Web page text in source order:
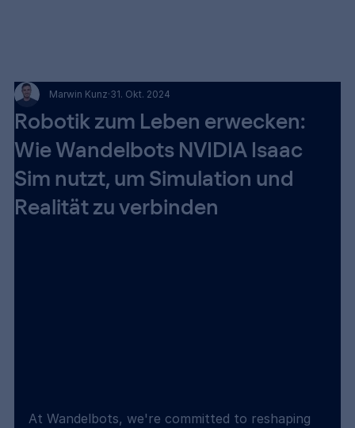
Robotik zum Leben erwecken:
Wie Wandelbots NVIDIA Isaac
Sim nutzt, um Simulation und
Realität zu verbinden
Marwin Kunz 31. Okt. 2024
At Wandelbots, we're committed to reshaping